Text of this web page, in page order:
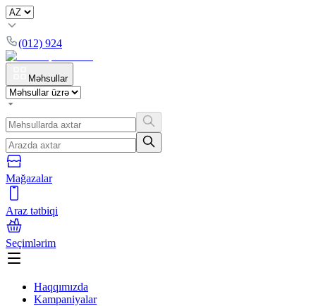
(012) 924
Məhsullar
Mağazalar
Araz tətbiqi
Seçimlərim
Haqqımızda
Kampaniyalar